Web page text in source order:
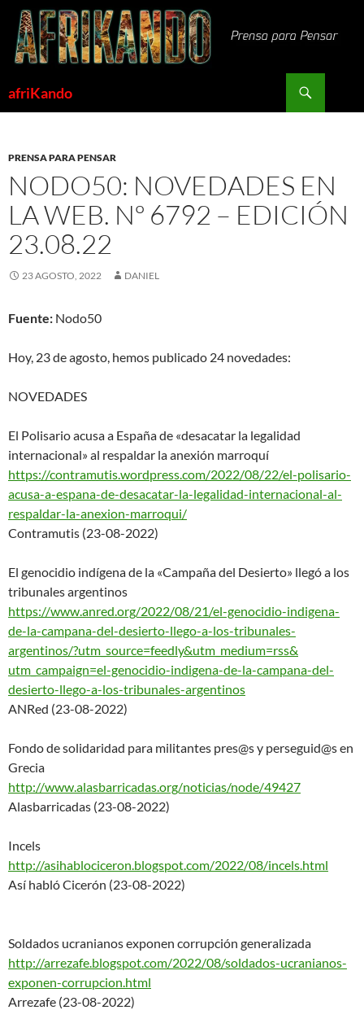
Saltar
contenido
afriKando
PRENSA PARA PENSAR
NODO50: NOVEDADES EN
LA WEB. Nº 6792 – EDICIÓN
23.08.22
23 AGOSTO, 2022 DANIEL
Fuente: Nodo50
Hoy, 23 de agosto, hemos publicado 24 novedades:
NOVEDADES
El Polisario acusa a España de «desacatar la legalidad
internacional» al respaldar la anexión marroquí
https://contramutis.wordpress.com/2022/08/22/el-polisario-
acusa-a-espana-de-desacatar-la-legalidad-internacional-al-
respaldar-la-anexion-marroqui/
Contramutis (23-08-2022)
El genocidio indígena de la «Campaña del Desierto» llegó a los
tribunales argentinos
https://www.anred.org/2022/08/21/el-genocidio-indigena-
de-la-campana-del-desierto-llego-a-los-tribunales-
argentinos/?utm _source=feedly&utm_medium=rss&
utm_campaign=el-genocidio-indigena-de-la-campana-del-
desierto-llego-a-los-tribunales-argentinos
ANRed (23-08-2022)
Fondo de solidaridad para militantes pres@s y perseguid@s en
Grecia
http://www.alasbarricadas.org/noticias/node/49427
Alasbarricadas (23-08-2022)
Incels
http://asihablociceron.blogspot.com/2022/08/incels.html
Así habló Cicerón (23-08-2022)
Soldados ucranianos exponen corrupción generalizada
http://arrezafe.blogspot.com/2022/08/soldados-ucranianos-
exponen-corrupcion.html
Arrezafe (23-08-2022)